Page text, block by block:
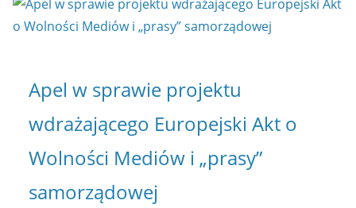
Apel w sprawie projektu
wdrażającego Europejski Akt o
Wolności Mediów i „prasy”
samorządowej